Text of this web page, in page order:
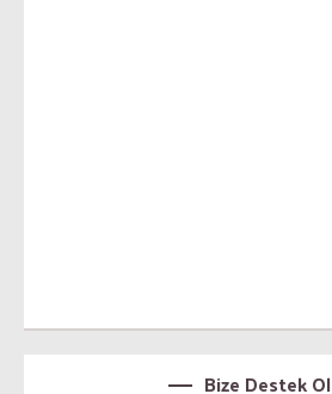
Bize Destek Ol